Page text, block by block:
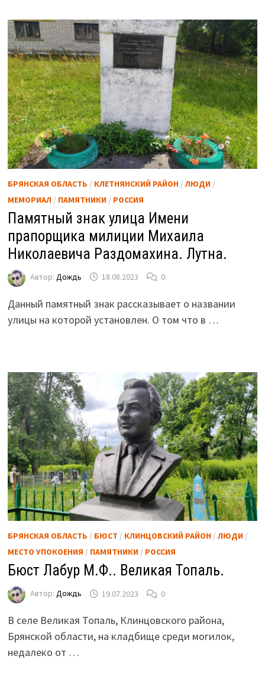
БРЯНСКАЯ ОБЛАСТЬ / КЛЕТНЯНСКИЙ РАЙОН/ЛЮДИ/
МЕМОРИАЛ/ ПАМЯТНИКИ/ РОССИЯ
Памятный знак улица Имени
прапорщика милиции Михаила
Николаевича Раздомахина. Лутна.
Автор: Дождь 18.08.2023 0
Данный памятный знак рассказывает о названии
улицы на которой установлен. О том что в …
БРЯНСКАЯ ОБЛАСТЬ / БЮСТ / КЛИНЦОВСКИЙ РАЙОН/ЛЮДИ/
МЕСТО УПОКОЕНИЯ / ПАМЯТНИКИ/ РОССИЯ
Бюст Лабур М.Ф.. Великая Топаль.
Автор: Дождь 19.07.2023 0
В селе Великая Топаль, Клинцовского района,
Брянской области, на кладбище среди могилок,
недалеко от …